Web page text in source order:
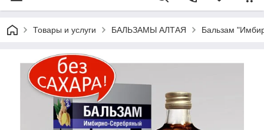
Товары и услуги БАЛЬЗАМЫ АЛТАЯ Бальзам